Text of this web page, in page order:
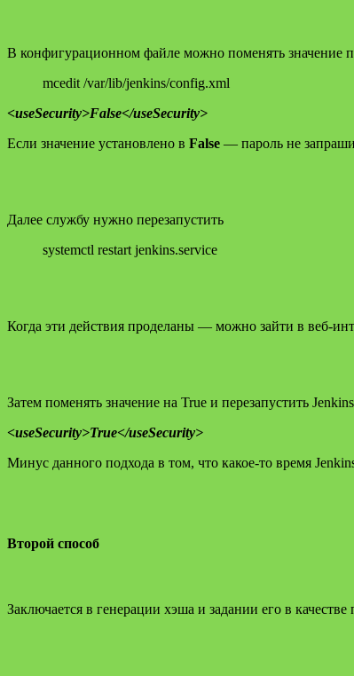
В конфигурационном файле можно поменять значение
mcedit /var/lib/jenkins/config.xml
<useSecurity>False</useSecurity>
Если значение установлено в False — пароль не
Далее службу нужно перезапустить
systemctl restart jenkins.service
Когда эти действия проделаны — можно зайти в веб-
Затем поменять значение на True и перезапустить
<useSecurity>True</useSecurity>
Минус данного подхода в том, что какое-то время
Второй способ
Заключается в генерации хэша и задании его в